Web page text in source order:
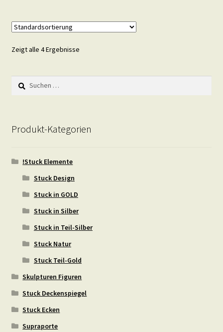
Zeigt alle 4 Ergebnisse
Suchen
nach:
Produkt-Kategorien
!Stuck Elemente
Stuck Design
Stuck in GOLD
Stuck in Silber
Stuck in Teil-Silber
Stuck Natur
Stuck Teil-Gold
Skulpturen Figuren
Stuck Deckenspiegel
Stuck Ecken
Supraporte